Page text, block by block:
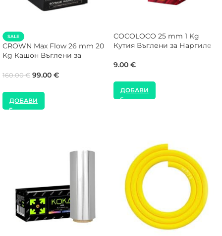
SALE
CROWN Max Flow 26 mm 20
Kg Кашон Въглени за
160.00€ 99.00 €
ДОБАВИ
COCOLOCO 25 mm 1 Kg
Кутия Въглени за Наргиле
9.00 €
ДОБАВИ